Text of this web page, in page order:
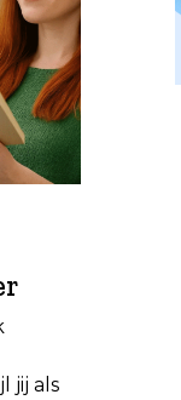
jij als